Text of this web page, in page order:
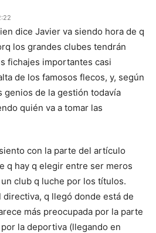
dice Javier va siendo hora de q
los grandes clubes tendrán
fichajes importantes casi
de los famosos flecos, y, según
genios de la gestión todavía
quién va a tomar las
con la parte del artículo
q hay q elegir entre ser meros
club q luche por los títulos.
directiva, q llegó donde está de
más preocupada por la parte
la deportiva (llegando en